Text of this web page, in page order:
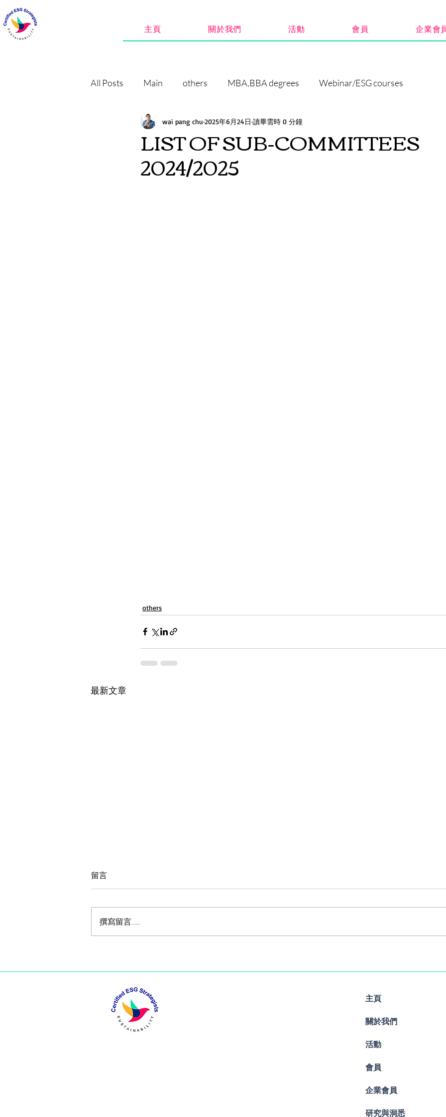
主頁 關於我們 活動 會員 企業會
All Posts Main others MBA,BBA degrees Webinar/ESG courses
LIST OF SUB-COMMITTEES
2024/2025
wai pang chu 2025年6月24日 讀畢需時 0 分鐘
others
最新文章
Webinar : Sustainability
and ESG for Insurance
Professionals
29 December 2023 免费網
留言
撰寫留言......
主頁
關於我們
活動
會員
企業會員
研究與洞悉